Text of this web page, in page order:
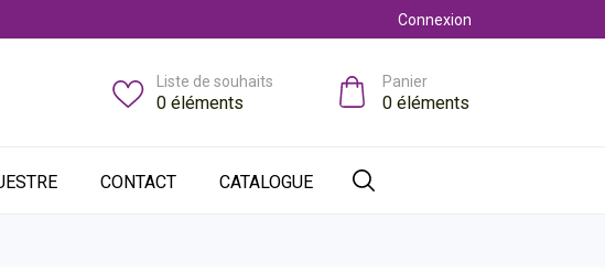
Connexion
Liste de souhaits
0 éléments
Panier
0éléments
CONTACT CATALOGUE